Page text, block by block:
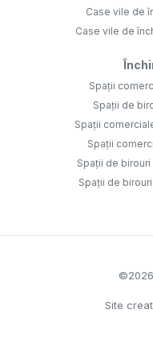
Case vile de
Case vile de
Spații
Spații de
Spații
Spații
Spații de
Spații de
©2026
Site